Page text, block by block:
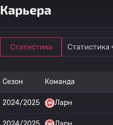
Карьера
Статистика Статистика
Сезон Команда
2024/2025 Ларн